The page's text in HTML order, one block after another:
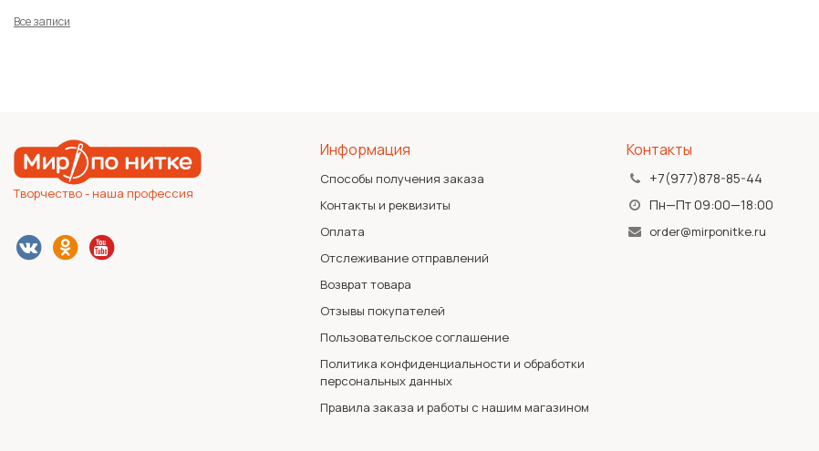
Все записи
Творчество - наша профессия
Информация
Способы получения заказа
Контакты и реквизиты
Оплата
Отслеживание отправлений
Возврат товара
Отзывы покупателей
Пользовательское соглашение
Политика конфиденциальности и обработки
персональных данных
Правила заказа и работы с нашим магазином
Контакты
+7(977)878-85-44
Пн—Пт 09:00—18:00
order@mirponitke.ru